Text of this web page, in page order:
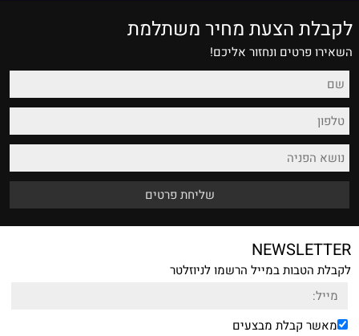
לקבלת הצעת מחיר משתלמת
השאירו פרטים ונחזור אליכם!
NEWSLETTER
לקבלת הטבות במייל הרשמו לניוזלטר
מאשר קבלת מבצעים